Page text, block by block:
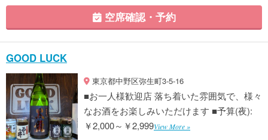
空席確認・予約
GOOD LUCK
東京都中野区弥生町3-5-16
■お一人様歓迎店 落ち着いた雰囲気で、様々
なお酒をお楽しみいただけます ■予算(夜):
￥2,000～￥2,999View More »